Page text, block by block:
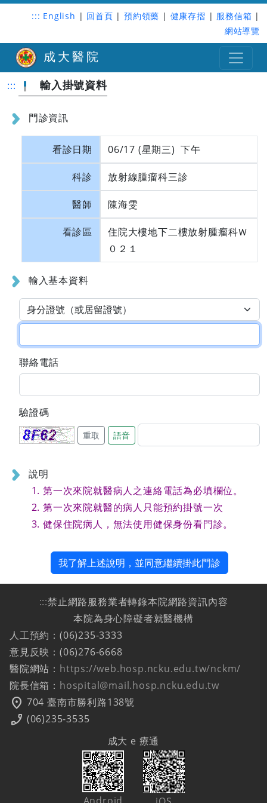
::: English | 回首頁 | 預約領藥 | 健康存摺 | 服務信箱 |
網站導覽
成大醫院
::: 輸入掛號資料
門診資訊
看診日期 06/17 (星期三) 下午
科診 放射線腫瘤科三診
醫師 陳海雯
看診區
住院大樓地下二樓放射腫瘤科Ｗ
０２１
輸入基本資料
聯絡電話
驗證碼
重取 語音
說明
第一次來院就醫病人之連絡電話為必填欄位。
第一次來院就醫的病人只能預約掛號一次
健保住院病人，無法使用健保身份看門診。
我了解上述說明，並同意繼續掛此門診
:::禁止網路服務業者轉錄本院網路資訊內容
本院為身心障礙者就醫機構
人工預約：(06)235-3333
意見反映：(06)276-6668
醫院網站： https://web.hosp.ncku.edu.tw/nckm/
院長信箱： hospital@mail.hosp.ncku.edu.tw
location_on 704 臺南市勝利路138號
phone_enabled (06)235-3535
成大 e 療通